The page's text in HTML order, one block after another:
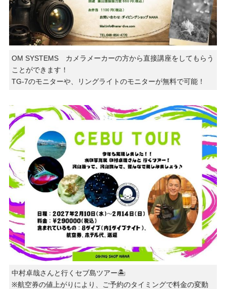
OM SYSTEMS カメラメーカーの方から直接講座をしてもらう
ことができます！
TG-7のモニターや、リングライトのモニターが無料で可能！
中村卓哉さんと行くセブ島ツアー🏝️
※航空券の値上がりにより、ご予約のタイミングで料金の変動